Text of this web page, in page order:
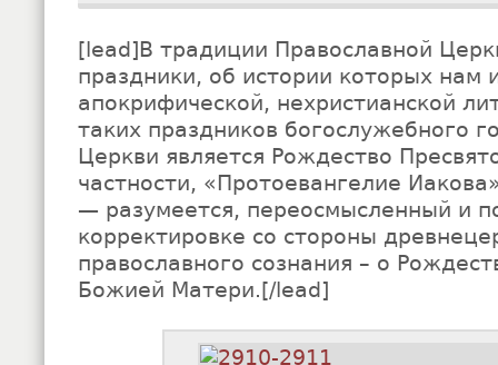
[lead]В традиции Православной
праздники, об истории которых нам
апокрифической, нехристианской
таких праздников богослужебного
Церкви является Рождество
частности, «Протоевангелие
— разумеется, переосмысленный и
корректировке со стороны
православного сознания – о
Божией Матери.[/lead]